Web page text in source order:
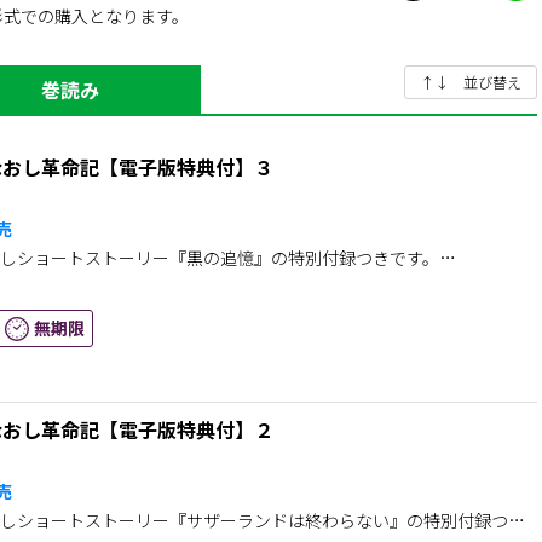
での購入となります。
巻読み ↑↓ 並び替え
し革命記【電子版特典付】３
ショートストーリー『黒の追憶』の特別付録つきです。
も終わり、補佐官のクロヴィスと想いを通わせた王女アリシア。
やかな幸福を噛みしめるが、突如よみがえった前世の記憶は、
んて、それだけは嫌。
ある策を講じるが、それがクロヴィスとの間にすれ違いを生ん
奇跡の薔薇姫”アリシアと、その運命の人クロヴィス。
無期限
し革命記【電子版特典付】２
ショートストーリー『サザーランドは終わらない』の特別付録つき